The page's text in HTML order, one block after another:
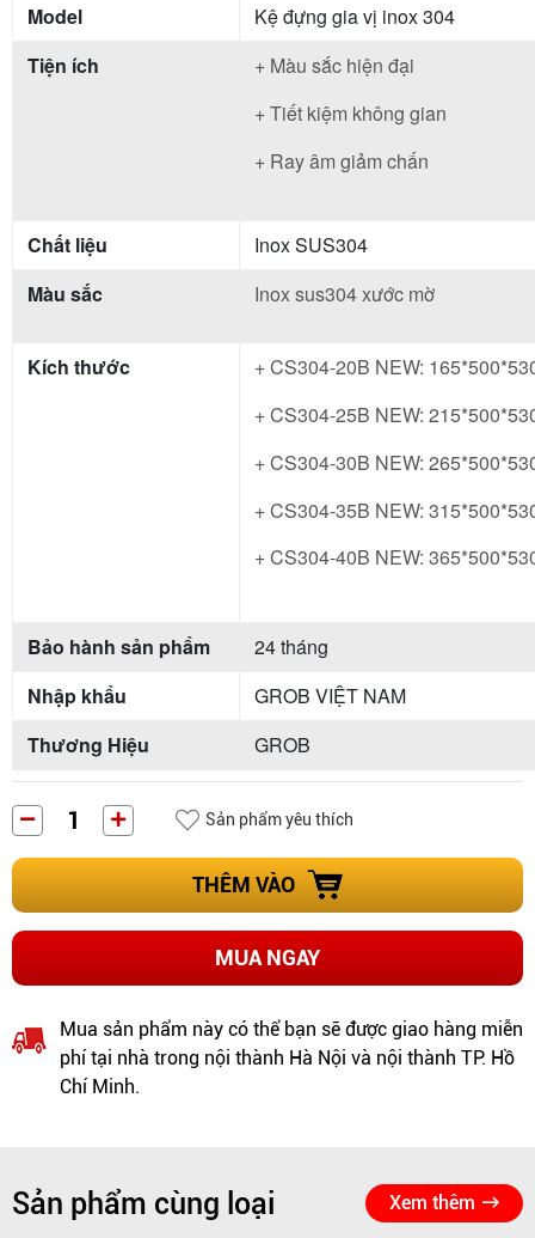
Model
Kệ đựng gia vị inox 304
Tiện ích
+ Màu sắc hiện đại
+ Tiết kiệm không gian
+ Ray âm giảm chấn
Chất liệu
Inox SUS304
Màu sắc
Inox sus304 xước mờ
Kích thước
+ CS304-20B NEW:
+ CS304-25B NEW:
+ CS304-30B NEW:
+ CS304-35B NEW:
+ CS304-40B NEW:
Bảo hành sản phẩm
24 tháng
Nhập khẩu
GROB VIỆT NAM
Thương Hiệu
GROB
Sản phẩm yêu thích
THÊM VÀO
MUA NGAY
Mua sản phẩm này có thể bạn sẽ được giao hàng miễn
phí tại nhà trong nội thành Hà Nội và nội thành TP. Hồ
Chí Minh.
Sản phẩm cùng loại Xem thêm